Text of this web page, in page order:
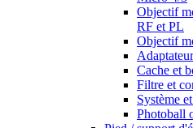
Objectif
RF et PL
Objectif
Cache et
Filtre et
Système
Photoball